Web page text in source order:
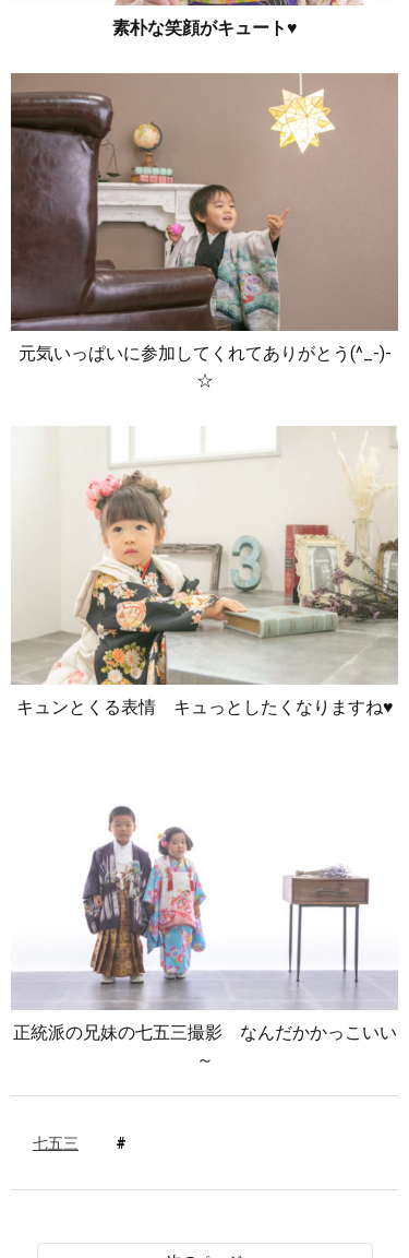
素朴な笑顔がキュート♥
元気いっぱいに参加してくれてありがとう(^_-)-
☆
キュンとくる表情 キュっとしたくなりますね♥
正統派の兄妹の七五三撮影 なんだかかっこいい
～
七五三